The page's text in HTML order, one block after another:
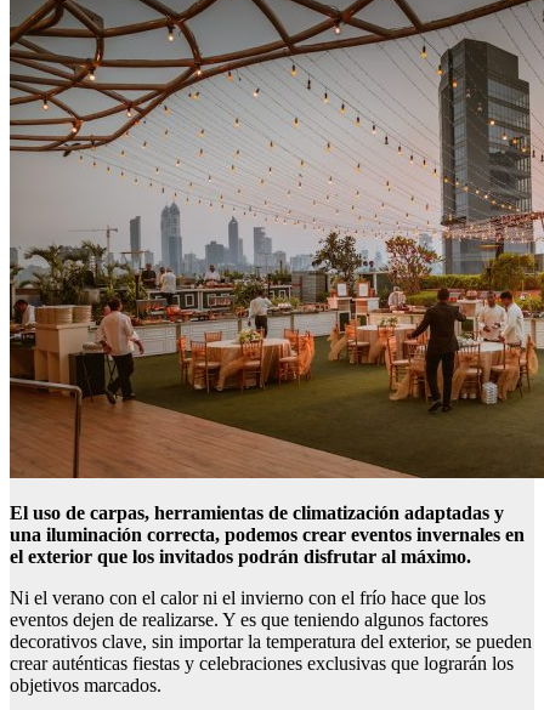
El uso de carpas, herramientas de climatización adaptadas y
una iluminación correcta, podemos crear eventos invernales en
el exterior que los invitados podrán disfrutar al máximo.
Ni el verano con el calor ni el invierno con el frío hace que los
eventos dejen de realizarse. Y es que teniendo algunos factores
decorativos clave, sin importar la temperatura del exterior, se pueden
crear auténticas fiestas y celebraciones exclusivas que lograrán los
objetivos marcados.